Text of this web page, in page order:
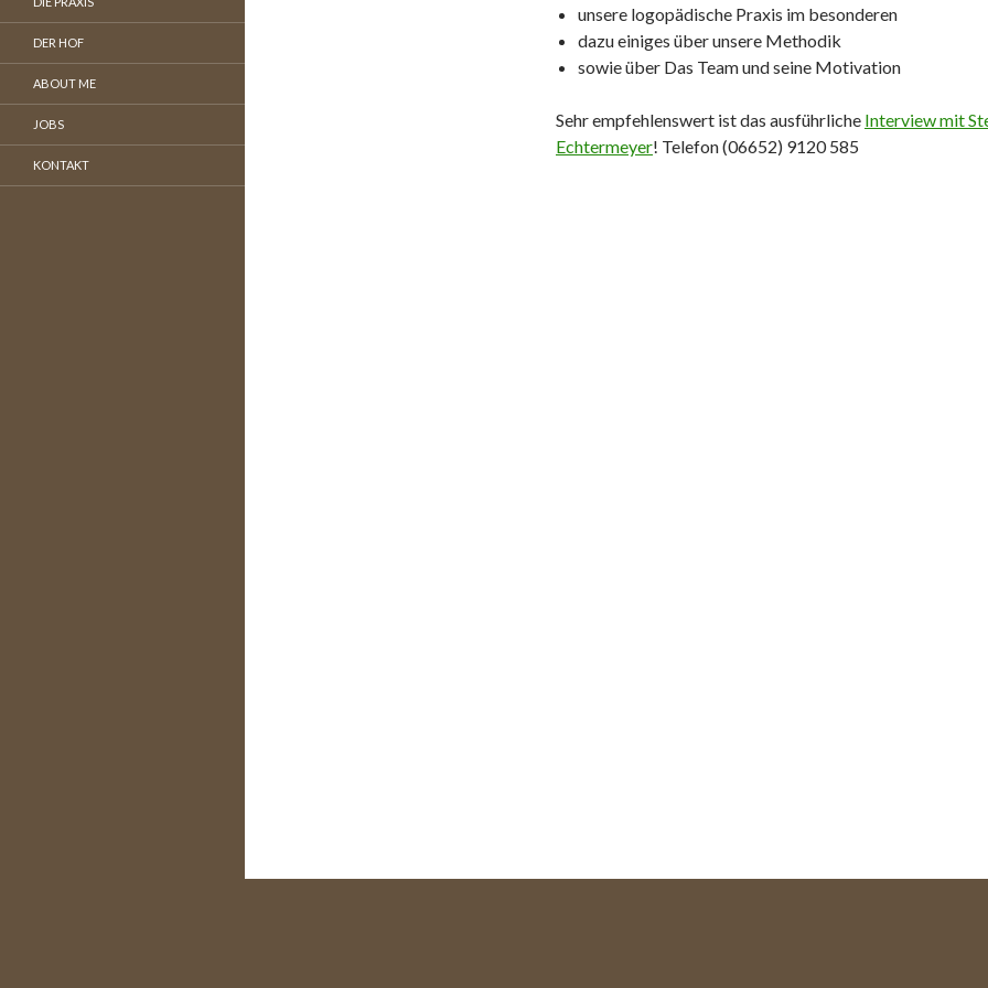
unsere logopädische Praxis im besonderen
dazu einiges über unsere Methodik
sowie über Das Team und seine Motivation
Sehr empfehlenswert ist das ausführliche Interview mit
Echtermeyer! Telefon (06652) 9120 585
DER HOF
ABOUT ME
JOBS
KONTAKT